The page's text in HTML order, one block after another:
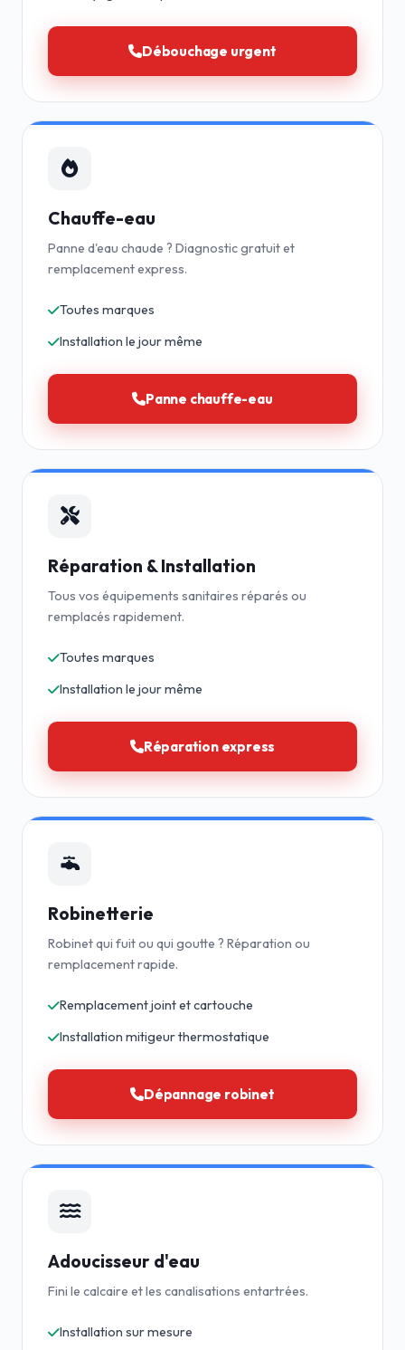
Débouchage urgent
Chauffe-eau
Panne d'eau chaude ? Diagnostic gratuit et
remplacement express.
Toutes marques
Installation le jour même
Panne chauffe-eau
Réparation & Installation
Tous vos équipements sanitaires réparés ou
remplacés rapidement.
Toutes marques
Installation le jour même
Réparation express
Robinetterie
Robinet qui fuit ou qui goutte ? Réparation ou
remplacement rapide.
Remplacement joint et cartouche
Installation mitigeur thermostatique
Dépannage robinet
Adoucisseur d'eau
Fini le calcaire et les canalisations entartrées.
Installation sur mesure